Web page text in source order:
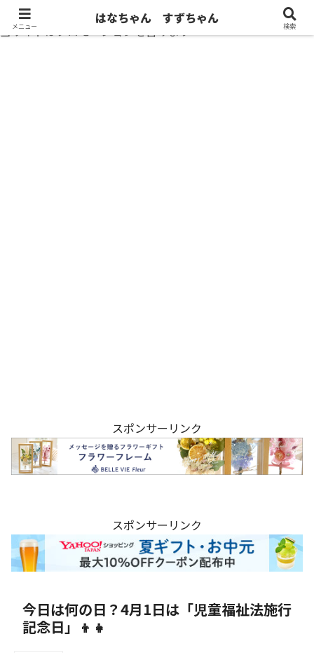
当サイトはプロモーションを含みます
スポンサーリンク
スポンサーリンク
今日は何の日？4月1日は「児童福祉法施行
記念日」👦👧
メニュー
はなちゃん すずちゃん
検索